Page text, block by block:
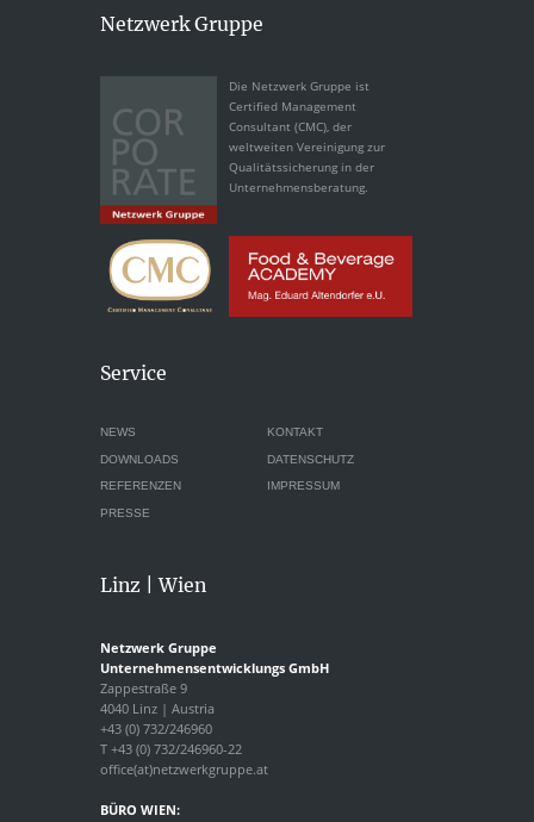
Netzwerk Gruppe
Die Netzwerk Gruppe ist
Certified Management
Consultant (CMC), der
weltweiten Vereinigung zur
Qualitätssicherung in der
Unternehmensberatung.
Service
NEWS KONTAKT
DOWNLOADS DATENSCHUTZ
REFERENZEN IMPRESSUM
PRESSE
Linz | Wien
Netzwerk Gruppe
Unternehmensentwicklungs GmbH
Zappestraße 9
4040 Linz | Austria
+43 (0) 732/246960
T +43 (0) 732/246960-22
office(at)netzwerkgruppe.at
BÜRO WIEN: